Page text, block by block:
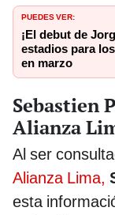
PUEDES VER:
¡El debut de
estadios para
en marzo
Sebastien
Alianza
Al ser
Alianza Lima,
esta